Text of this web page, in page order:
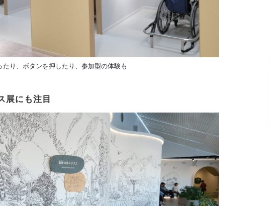
たり、ボタンを押したり、参加型の体験も
展にも注目